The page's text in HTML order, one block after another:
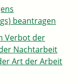
beantragen
Verbot der
Nachtarbeit
Art der Arbeit